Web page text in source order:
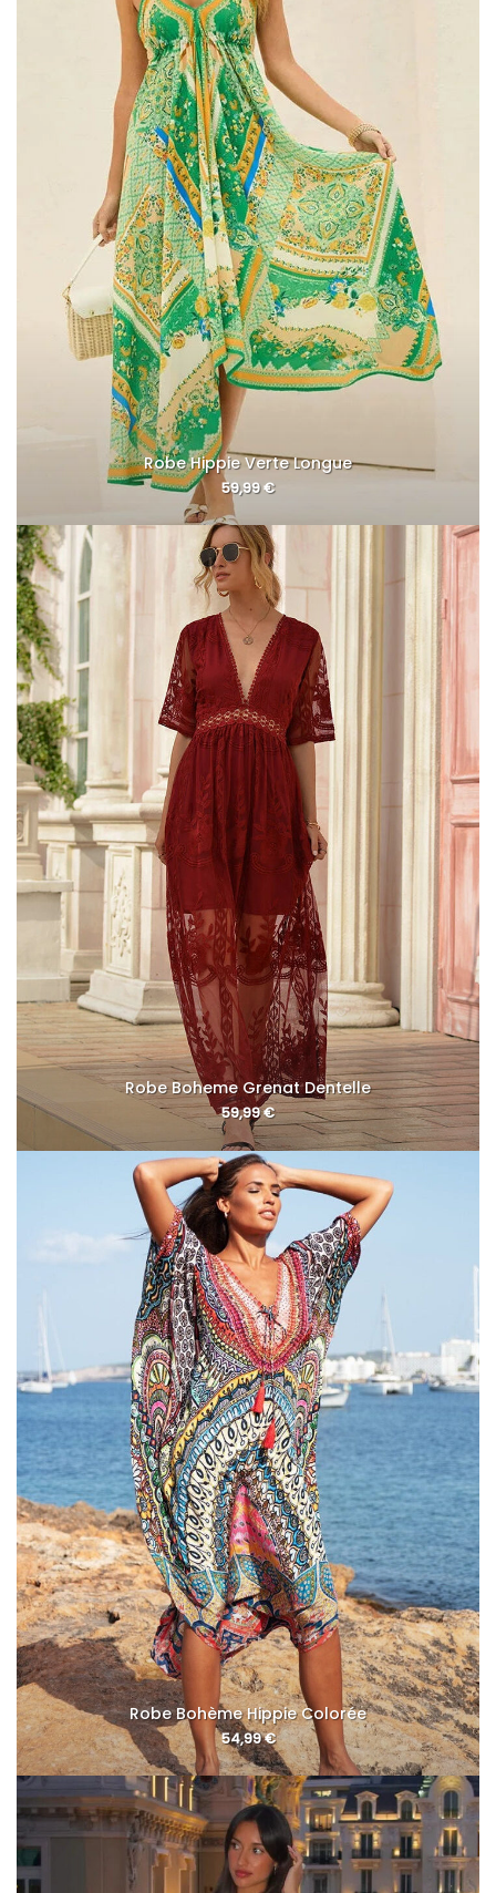
Robe Hippie Verte Longue
59,99€
Robe Boheme Grenat Dentelle
59,99€
Robe Bohème Hippie Colorée
54,99€